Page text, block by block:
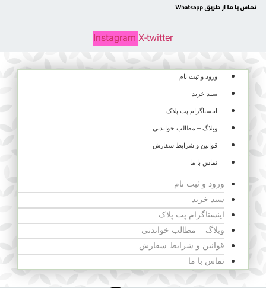
Instagram X-twitter
ورود و ثبت نام
سبد خرید
اینستاگرام پت پلاک
وبلاگ – مطالب خواندنی
قوانین و شرایط سفارش
تماس با ما
ورود و ثبت نام
سبد خرید
اینستاگرام پت پلاک
وبلاگ – مطالب خواندنی
قوانین و شرایط سفارش
تماس با ما